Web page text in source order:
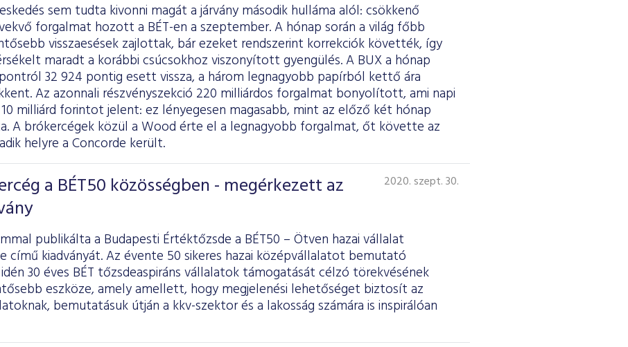
sem tudta kivonni magát a járvány második hulláma alól: csökkenő
forgalmat hozott a BÉT-en a szeptember. A hónap során a világ főbb
visszaesések zajlottak, bár ezeket rendszerint korrekciók követték, így
maradt a korábbi csúcsokhoz viszonyított gyengülés. A BUX a hónap
32 924 pontig esett vissza, a három legnagyobb papírból kettő ára
Az azonnali részvényszekció 220 milliárdos forgalmat bonyolított, ami napi
milliárd forintot jelent: ez lényegesen magasabb, mint az előző két hónap
A brókercégek közül a Wood érte el a legnagyobb forgalmat, őt követte az
helyre a Concorde került.
a BÉT50 közösségben - megérkezett az
2020. szept. 30.
publikálta a Budapesti Értéktőzsde a BÉT50 – Ötven hazai vállalat
című kiadványát. Az évente 50 sikeres hazai középvállalatot bemutató
30 éves BÉT tőzsdeaspiráns vállalatok támogatását célzó törekvésének
eszköze, amely amellett, hogy megjelenési lehetőséget biztosít az
bemutatásuk útján a kkv-szektor és a lakosság számára is inspirálóan